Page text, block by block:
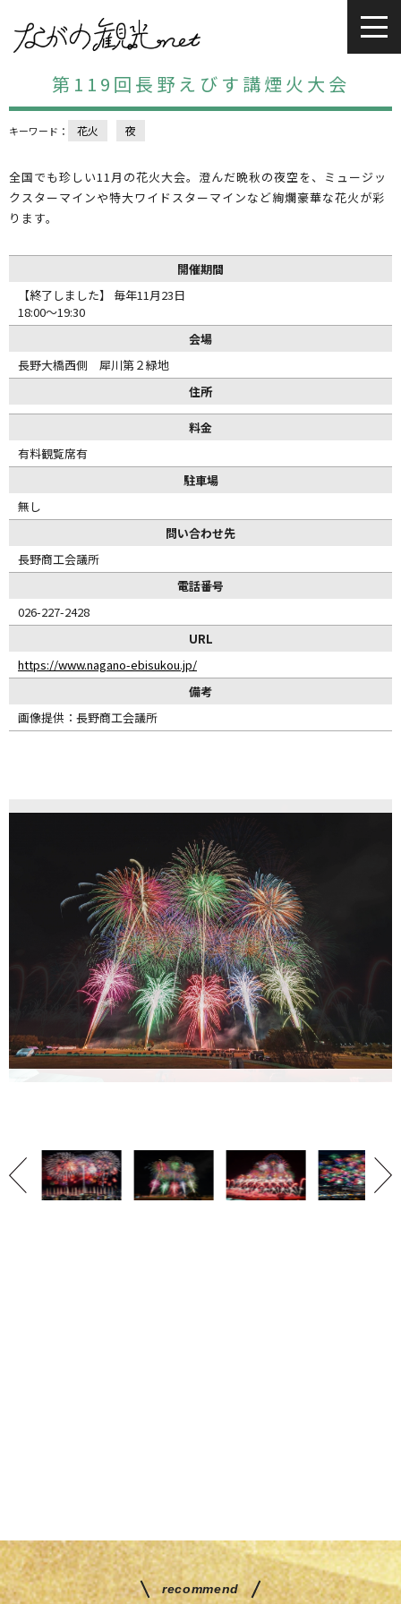
第119回長野えびす講煙火大会
キーワード： 花火 夜
全国でも珍しい11月の花火大会。澄んだ晩秋の夜空を、ミュージッ
クスターマインや特大ワイドスターマインなど絢爛豪華な花火が彩
ります。
開催期間
【終了しました】 毎年11月23日
18:00～19:30
会場
長野大橋西側 犀川第２緑地
住所
料金
有料観覧席有
駐車場
無し
問い合わせ先
長野商工会議所
電話番号
026-227-2428
URL
https://www.nagano-ebisukou.jp/
備考
画像提供：長野商工会議所
recommend